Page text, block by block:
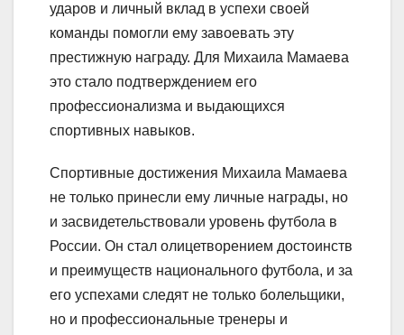
ударов и личный вклад в успехи своей
команды помогли ему завоевать эту
престижную награду. Для Михаила Мамаева
это стало подтверждением его
профессионализма и выдающихся
спортивных навыков.
Спортивные достижения Михаила Мамаева
не только принесли ему личные награды, но
и засвидетельствовали уровень футбола в
России. Он стал олицетворением достоинств
и преимуществ национального футбола, и за
его успехами следят не только болельщики,
но и профессиональные тренеры и